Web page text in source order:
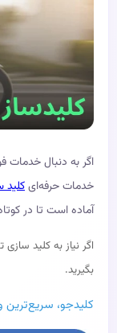
اگر به دنبال خدمات
خدمات حرفه‌ای
آماده است تا در
بگیرید.
کلیدجو، سریع‌ترین